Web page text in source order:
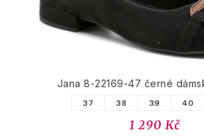
Jana 8-22169-47 černé
37 38 39 40
1 290 Kč